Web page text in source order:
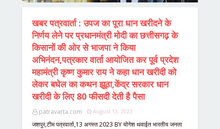
खबर पत्रवार्ता : उपज का पूरा धान खरीदने के
निर्णय लेने पर प्रधानमंत्री मोदी का छत्तीसगढ़ के
किसानों की ओर से भाजपा ने किया
अभिनंदन,पत्रकार वार्ता आयोजित कर पूर्व प्रदेश
महामंत्री कृष्ण कुमार राय ने कहा धान खरीदी को
लेकर बघेल का कथन झूठा,केंद्र सरकार धान
खरीदी के लिए 80 फीसदी देती है पैसा
patravarta.com August 13, 2023
जशपुर,टीम पत्रवार्ता,13 अगस्त 2023 BY योगेश थवाईत भारतीय जनता